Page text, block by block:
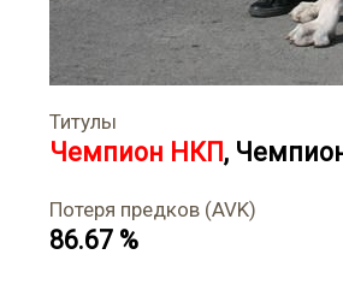
Титулы
Чемпион НКП,
Потеря предков (AVK)
86.67 %